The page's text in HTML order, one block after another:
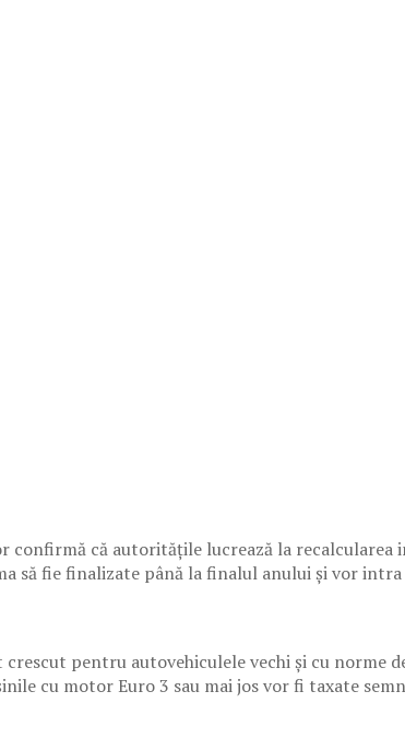
că autoritățile lucrează la
să fie finalizate până la finalul anului și vor
pentru autovehiculele vechi și cu norme
cu motor Euro 3 sau mai jos vor fi taxate